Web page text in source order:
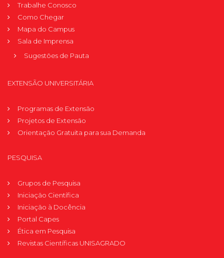
Trabalhe Conosco
Como Chegar
Mapa do Campus
Sala de Imprensa
Sugestões de Pauta
EXTENSÃO UNIVERSITÁRIA
Programas de Extensão
Projetos de Extensão
Orientação Gratuita para sua Demanda
PESQUISA
Grupos de Pesquisa
Iniciação Científica
Iniciação à Docência
Portal Capes
Ética em Pesquisa
Revistas Científicas UNISAGRADO